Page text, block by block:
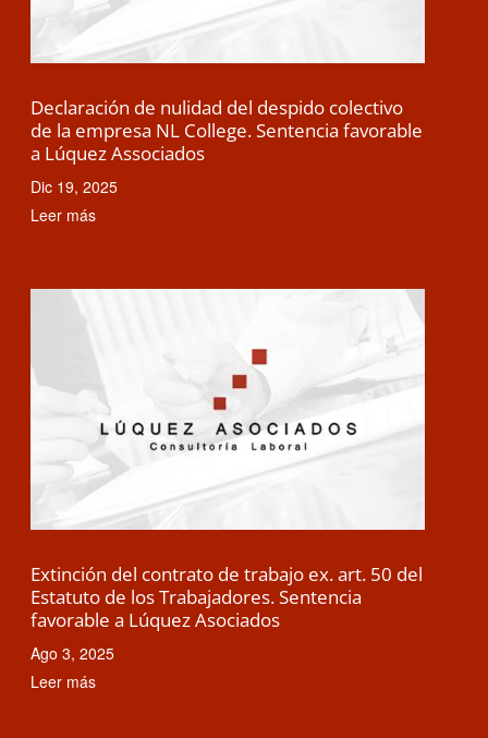
Declaración de nulidad del despido colectivo
de la empresa NL College. Sentencia favorable
a Lúquez Associados
Dic 19, 2025
Leer más
Extinción del contrato de trabajo ex. art. 50 del
Estatuto de los Trabajadores. Sentencia
favorable a Lúquez Asociados
Ago 3, 2025
Leer más